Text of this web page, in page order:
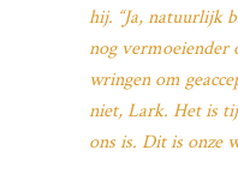
hij. “Ja, natuurlijk
nog vermoeiender
wringen om
niet, Lark. Het is
ons is. Dit is onze